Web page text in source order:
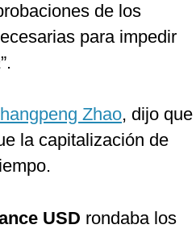
de los
para impedir
”.
Zhao, dijo que
la capitalización de
USD rondaba los